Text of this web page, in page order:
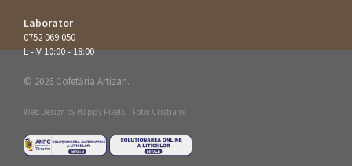
Laborator
0752 069 050
L - V 10:00 - 18:00
© 2026 Cofetăria Artizan.
Web Design by Happy Pixels. Foto: Cristians